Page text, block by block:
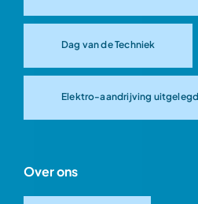
Dag van de Techniek
Elektro-aandrijving uitgelegd
Over ons